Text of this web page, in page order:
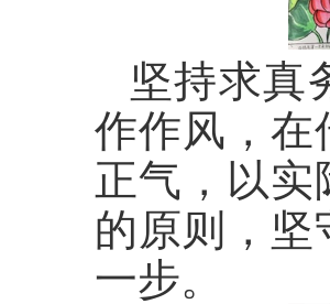
坚持求真
作作风，在
正气，以实
的原则，坚
一步。